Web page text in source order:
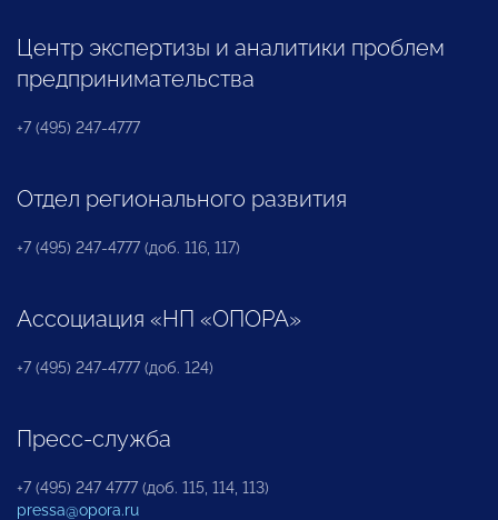
Центр экспертизы и аналитики проблем
предпринимательства
+7 (495) 247-4777
Отдел регионального развития
+7 (495) 247-4777 (доб. 116, 117)
Ассоциация «НП «ОПОРА»
+7 (495) 247-4777 (доб. 124)
Пресс-служба
+7 (495) 247 4777 (доб. 115, 114, 113)
pressa@opora.ru